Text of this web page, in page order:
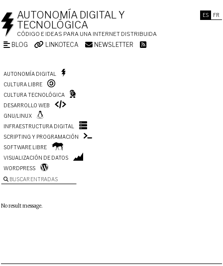
ES FR
AUTONOMÍA DIGITAL Y
TECNOLÓGICA
CÓDIGO E IDEAS PARA UNA INTERNET DISTRIBUIDA
BLOG LINKOTECA NEWSLETTER
AUTONOMÍA DIGITAL
CULTURA LIBRE
CULTURA TECNOLÓGICA
DESARROLLO WEB
GNU/LINUX
INFRAESTRUCTURA DIGITAL
SCRIPTING Y PROGRAMACIÓN
SOFTWARE LIBRE
VISUALIZACIÓN DE DATOS
WORDPRESS
BUSCAR ENTRADAS
No result message.